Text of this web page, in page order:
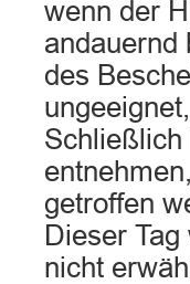
wenn der
andauernd
des
Schließlich
getroffen
Dieser
nicht